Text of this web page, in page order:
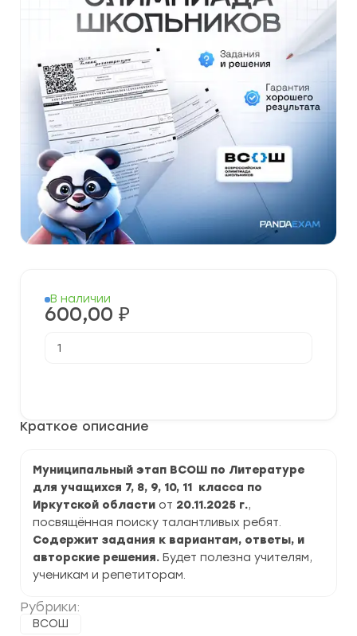
Краткое описание
Муниципальный этап ВСОШ по Литературе
для учащихся 7, 8, 9, 10, 11 класса по
Иркутской области от 20.11.2025 г.,
посвящённая поиску талантливых ребят.
Содержит задания к вариантам, ответы, и
авторские решения. Будет полезна учителям,
ученикам и репетиторам.
Рубрики:
ВСОШ
В наличии
600,00 ₽
товара
Литературе
г.
по
Иркутской
области